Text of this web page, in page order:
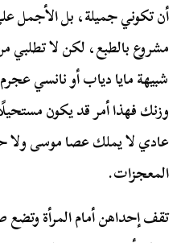
أن تكوني جميلة، بل الأجمل
مشروع بالطبع، لكن لا تطلبي
شبيهة مايا دياب أو نانسي
وزنك فهذا أمر قد يكون
عادي لا يملك عصا موسى ولا
المعجزات.
تقف إحداهن أمام المرأة وتضع